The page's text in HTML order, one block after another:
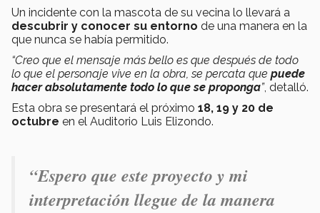
Un incidente con la mascota de su vecina lo llevará a
descubrir y conocer su entorno de una manera en la
que nunca se había permitido.
“Creo que el mensaje más bello es que después de todo
lo que el personaje vive en la obra, se percata que puede
hacer absolutamente todo lo que se proponga”, detalló.
Esta obra se presentará el próximo 18, 19 y 20 de
octubre en el Auditorio Luis Elizondo.
“Espero que este proyecto y mi
interpretación llegue de la manera